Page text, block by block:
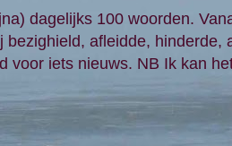
dagelijks 100 woorden.
bezighield, afleidde,
voor iets nieuws. NB Ik kan